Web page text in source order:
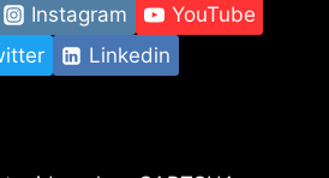
Instagram
YouTube
Linkedin